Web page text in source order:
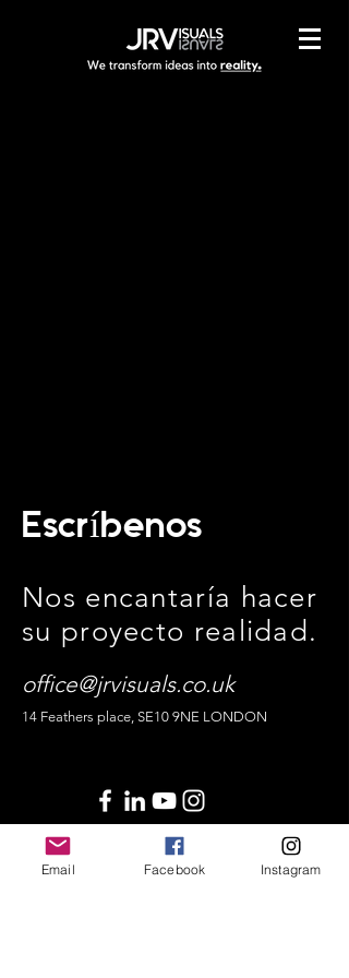
Escríbenos
Nos encantaría hacer
su proyecto realidad.
office@jrvisuals.co.uk
14 Feathers place, SE10 9NE LONDON
Email Facebook Instagram